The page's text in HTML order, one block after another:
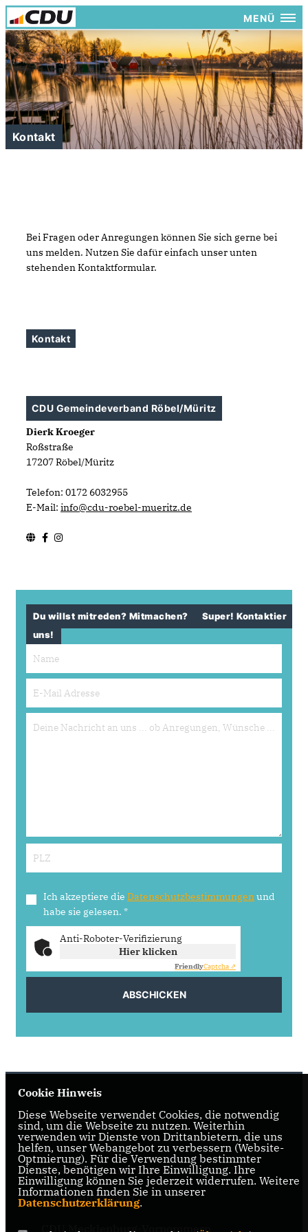
MENÜ
Kontakt
Bei Fragen oder Anregungen können Sie sich gerne bei
uns melden. Nutzen Sie dafür einfach unser unten
stehenden Kontaktformular.
Kontakt
CDU Gemeindeverband Röbel/Müritz
Dierk Kroeger
Roßstraße
17207 Röbel/Müritz
Telefon: 0172 6032955
E-Mail: info@cdu-roebel-mueritz.de
Du willst mitreden? Mitmachen?
Super! Kontaktier
uns!
Ich akzeptiere die Datenschutzbestimmungenund
habe sie gelesen. *
Anti-Roboter-Verifizierung
Hier klicken
FriendlyCaptcha ⇗
ABSCHICKEN
IMPRESSUM DATENSCHUTZ KONTAKT
CDU Deutschland
CDU Mecklenburg-Vorpommern
Cookie Hinweis
Diese Webseite verwendet Cookies, die notwendig
sind, um die Webseite zu nutzen. Weiterhin
verwenden wir Dienste von Drittanbietern, die uns
helfen, unser Webangebot zu verbessern (Website-
Optmierung). Für die Verwendung bestimmter
Dienste, benötigen wir Ihre Einwilligung. Ihre
Einwilligung können Sie jederzeit widerrufen. Weitere
Informationen finden Sie in unserer
Datenschutzerklärung.